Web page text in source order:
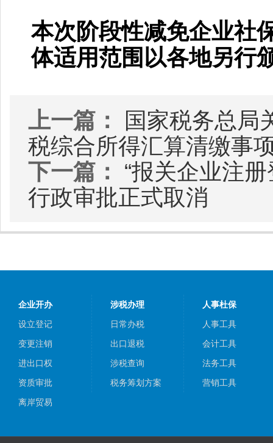
本次阶段性减免企业社
体适用范围以各地另行
上一篇：
国家税务总局
税综合所得汇算清缴事
下一篇：
“报关企业注
行政审批正式取消
企业开办
设立登记
变更注销
进出口权
资质审批
离岸贸易
涉税办理
日常办税
出口退税
涉税查询
税务筹划方案
人事杜保
人事工具
会计工具
法务工具
营销工具